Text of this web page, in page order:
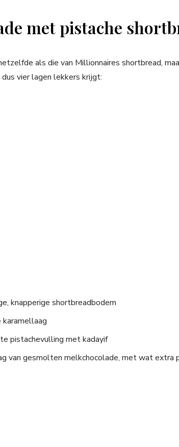
met pistache
als die van Millionnaires shortbread,
vier lagen lekkers krijgt:
knapperige shortbreadbodem
karamellaag
pistachevulling met kadayif
van gesmolten melkchocolade, met wat extra